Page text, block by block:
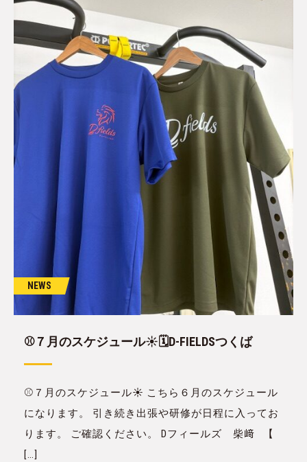
NEWS
⚾️７月のスケジュール☀️🗓D-FIELDSつくば
⚾️７月のスケジュール☀️ こちら６月のスケジュール
になります。 引き続き出張や研修が日程に入ってお
ります。 ご確認ください。 Dフィールズ 柴﨑 【
[…]